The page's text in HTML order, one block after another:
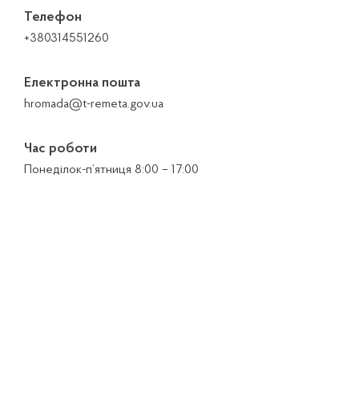
Телефон
+380314551260
Електронна пошта
hromada@t-remeta.gov.ua
Час роботи
Понеділок-п’ятниця 8:00 – 17:00